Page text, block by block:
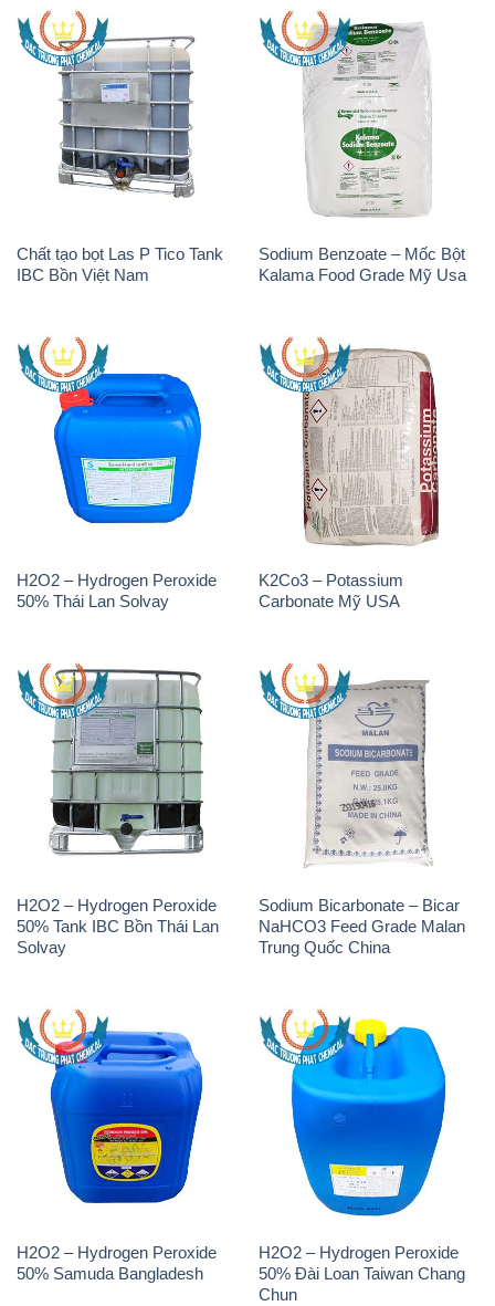
Chất tạo bọt Las P Tico Tank
IBC Bồn Việt Nam
Sodium Benzoate – Mốc Bột
Kalama Food Grade Mỹ Usa
H2O2 – Hydrogen Peroxide
50% Thái Lan Solvay
K2Co3 – Potassium
Carbonate Mỹ USA
H2O2 – Hydrogen Peroxide
50% Tank IBC Bồn Thái Lan
Solvay
Sodium Bicarbonate – Bicar
NaHCO3 Feed Grade Malan
Trung Quốc China
H2O2 – Hydrogen Peroxide
50% Samuda Bangladesh
H2O2 – Hydrogen Peroxide
50% Đài Loan Taiwan Chang
Chun